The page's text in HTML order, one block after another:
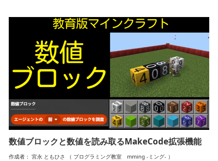
数値ブロックと数値を読み取るMakeCode拡張機能
作成者： 宮永 ともひさ （ プログラミング教室 mming -ミング- ）